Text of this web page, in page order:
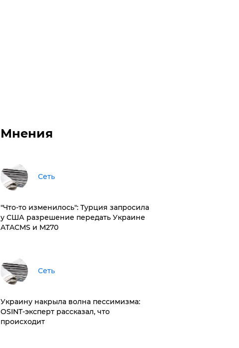
Мнения
Сеть
​"Что-то изменилось": Турция запросила
у США разрешение передать Украине
ATACMS и M270
Сеть
​Украину накрыла волна пессимизма:
OSINT-эксперт рассказал, что
происходит